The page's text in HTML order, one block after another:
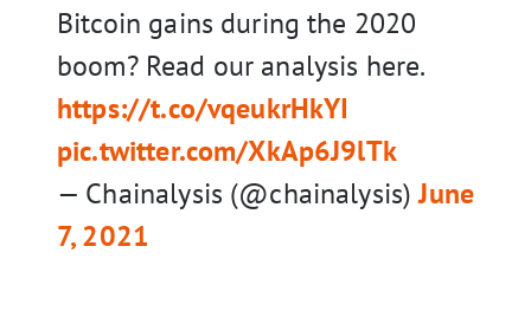
Bitcoin gains during the 2020
boom? Read our analysis here.
https://t.co/vqeukrHkYI
pic.twitter.com/XkAp6J9lTk
— Chainalysis (@chainalysis)June
7, 2021